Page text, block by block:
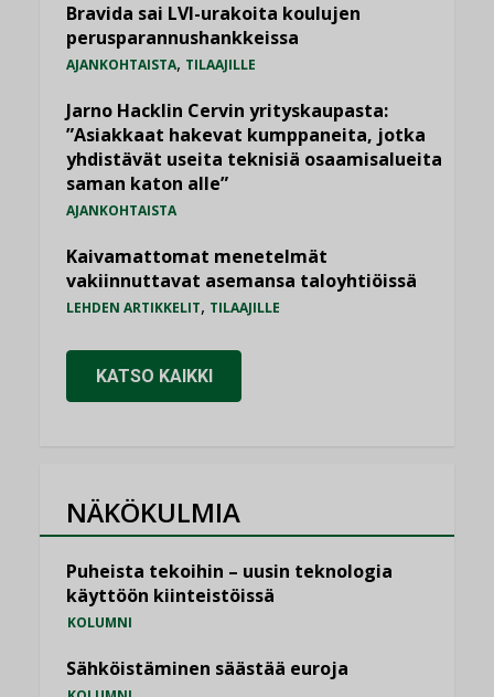
Bravida sai LVI-urakoita koulujen
perusparannushankkeissa
AJANKOHTAISTA, TILAAJILLE
Jarno Hacklin Cervin yrityskaupasta:
”Asiakkaat hakevat kumppaneita, jotka
yhdistävät useita teknisiä osaamisalueita
saman katon alle”
AJANKOHTAISTA
Kaivamattomat menetelmät
vakiinnuttavat asemansa taloyhtiöissä
LEHDEN ARTIKKELIT, TILAAJILLE
KATSO KAIKKI
NÄKÖKULMIA
Puheista tekoihin – uusin teknologia
käyttöön kiinteistöissä
KOLUMNI
Sähköistäminen säästää euroja